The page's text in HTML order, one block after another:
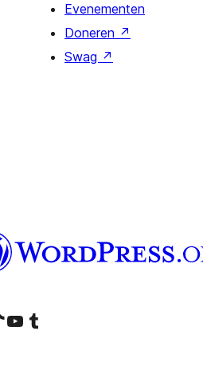
Evenementen
Doneren ↗
Swag ↗
account
ons TikTok account
Bezoek ons YouTube kanaalBezoek ons Tumblr account